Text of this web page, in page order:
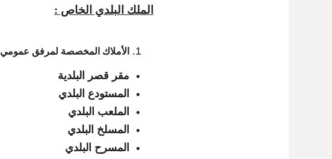
الملك البلدي الخاص :
الأملاك المخصصة لمرفق عمومي
مقر قصر البلدية
المستودع البلدي
الملعب البلدي
المسلخ البلدي
المسرح البلدي